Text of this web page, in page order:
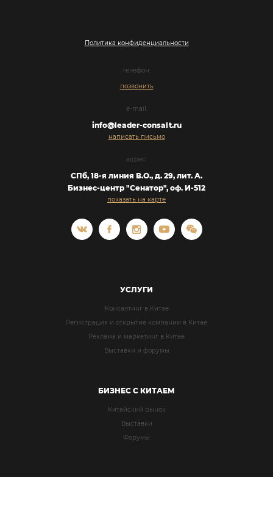
Политика конфиденциальности
УСЛУГИ
Консалтинг в Китае
Регистрация и открытие компании в Китае
Реклама и маркетинг в Китае
Выставки и форумы
БИЗНЕС С КИТАЕМ
Китайский рынок
Выставки
Форумы
телефон:
позвонить
e-mail:
info@leader-consalt.ru
написать письмо
адрес:
СПб, 18-я линия В.O., д. 29, лит. А.
Бизнес-центр "Сенатор", оф. И-512
показать на карте